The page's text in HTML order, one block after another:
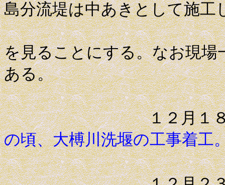
島分流堤は中あきとして施工
１、２年
を見ることにする。なお現場
ある。
１２月１
の頃、大榑川洗堰の工事着工